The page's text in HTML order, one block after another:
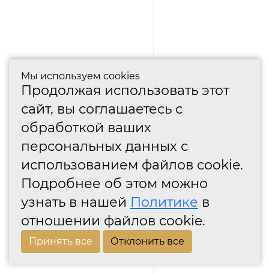
Мы используем cookies
Продолжая использовать этот
сайт, вы соглашаетесь с
обработкой ваших
персональных данных с
использованием файлов cookie.
Подробнее об этом можно
узнать в нашей Политике в
отношении файлов cookie.
Принять все Отклонить все